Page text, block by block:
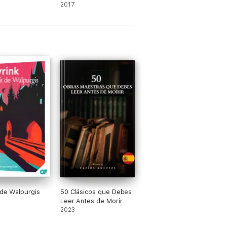
1 (Golden
stirbst
2017
Walpurgis
50 Clásicos que Debes
Leer Antes de Morir
2023